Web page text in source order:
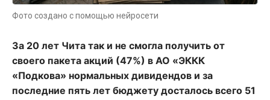
Фото создано с помощью нейросети
За 20 лет Чита так и не смогла получить от
своего пакета акций (47%) в АО «ЭККК
«Подкова» нормальных дивидендов и за
последние пять лет бюджету досталось всего 51